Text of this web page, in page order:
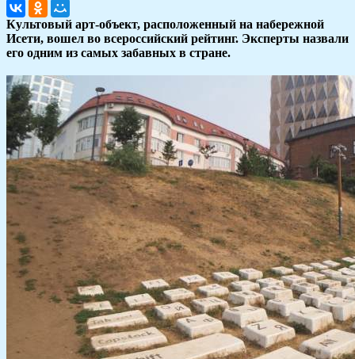
Культовый арт-объект, расположенный на набережной
Исети, вошел во всероссийский рейтинг. Эксперты назвали
его одним из самых забавных в стране.